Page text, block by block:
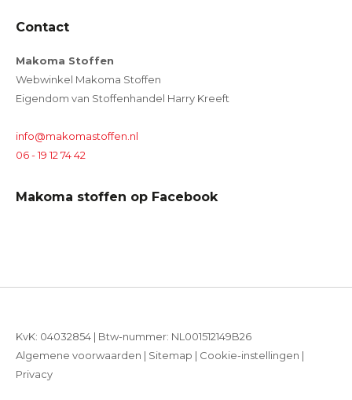
Contact
Makoma Stoffen
Webwinkel Makoma Stoffen
Eigendom van Stoffenhandel Harry Kreeft
info@makomastoffen.nl
06 - 19 12 74 42
Makoma stoffen op Facebook
KvK: 04032854 | Btw-nummer: NL001512149B26
Algemene voorwaarden | Sitemap | Cookie-instellingen |
Privacy